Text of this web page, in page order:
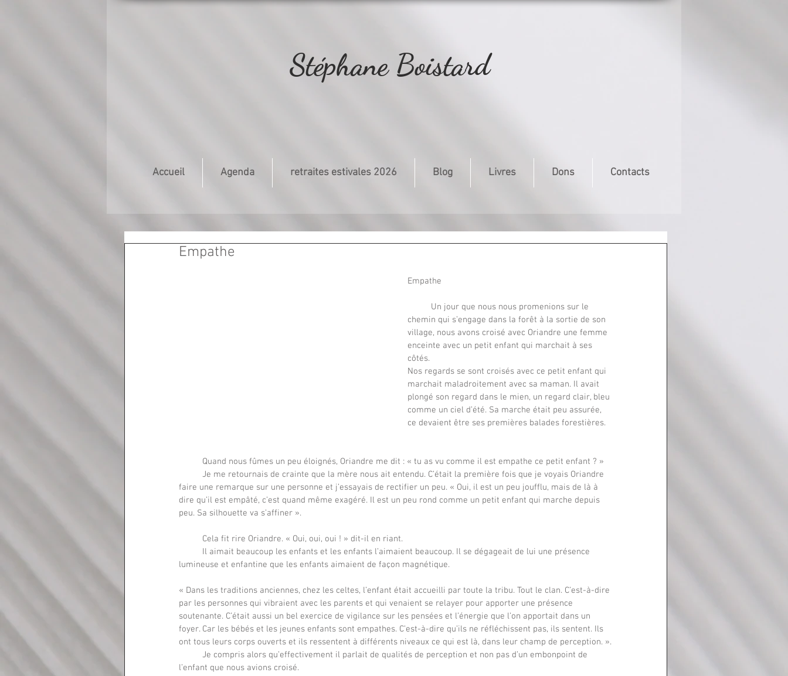
Stéphane Boistard
Accueil Agenda retraites estivales 2026 Blog Livres Dons Contacts
Empathe
Empathe
chemin qui s’engage dans la forêt à la sortie de son
village, nous avons croisé avec Oriandre une femme
enceinte avec un petit enfant qui marchait à ses
côtés.
Nos regards se sont croisés avec ce petit enfant qui
marchait maladroitement avec sa maman. Il avait
plongé son regard dans le mien, un regard clair, bleu
comme un ciel d’été. Sa marche était peu assurée,
ce devaient être ses premières balades forestières.
	Quand nous fûmes un peu éloignés, Oriandre me dit : « tu as vu comme il est empathe ce petit enfant ? »
faire une remarque sur une personne et j’essayais de rectifier un peu. « Oui, il est un peu joufflu, mais de là à
dire qu’il est empâté, c’est quand même exagéré. Il est un peu rond comme un petit enfant qui marche depuis
peu. Sa silhouette va s’affiner ».
	Cela fit rire Oriandre. « Oui, oui, oui ! » dit-il en riant.
lumineuse et enfantine que les enfants aimaient de façon magnétique.
« Dans les traditions anciennes, chez les celtes, l’enfant était accueilli par toute la tribu. Tout le clan. C’est-à-dire
par les personnes qui vibraient avec les parents et qui venaient se relayer pour apporter une présence
soutenante. C’était aussi un bel exercice de vigilance sur les pensées et l’énergie que l’on apportait dans un
foyer. Car les bébés et les jeunes enfants sont empathes. C’est-à-dire qu’ils ne réfléchissent pas, ils sentent. Ils
ont tous leurs corps ouverts et ils ressentent à différents niveaux ce qui est là, dans leur champ de perception. ».
l’enfant que nous avions croisé.